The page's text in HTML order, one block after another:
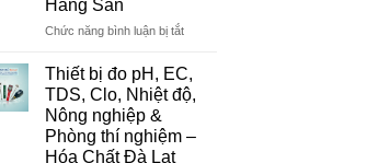
đầy
lượng,
trung
đa
&
mô
–
Chất
Hàng Sẵn
Chức năng bình luận bị tắtở
Mục
Dụng
Cụ
Nghiệm
Thiết bị đo pH, EC,
TDS, Clo, Nhiệt độ,
Nông nghiệp &
Phòng thí nghiệm –
Hóa Chất Đà Lạt